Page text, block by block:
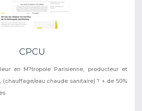
CPCU
en M?tropole Parisienne, producteur et
eau chaude sanitaire) ? + de 50%